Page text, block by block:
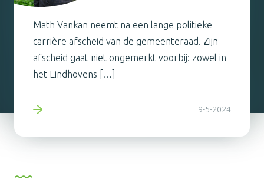
Math Vankan neemt na een lange politieke
carrière afscheid van de gemeenteraad. Zijn
afscheid gaat niet ongemerkt voorbij: zowel in
het Eindhovens […]
9-5-2024